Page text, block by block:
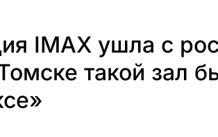
IMAX ушла с
такой зал